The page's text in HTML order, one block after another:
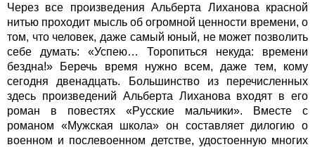
Через все произведения Альберта Лиханова красной
нитью проходит мысль об огромной ценности времени, о
том, что человек, даже самый юный, не может позволить
себе думать: «Успею… Торопиться некуда: времени
бездна!» Беречь время нужно всем, даже тем, кому
сегодня двенадцать. Большинство из перечисленных
здесь произведений Альберта Лиханова входят в его
роман в повестях «Русские мальчики». Вместе с
романом «Мужская школа» он составляет дилогию о
военном и послевоенном детстве, удостоенную многих